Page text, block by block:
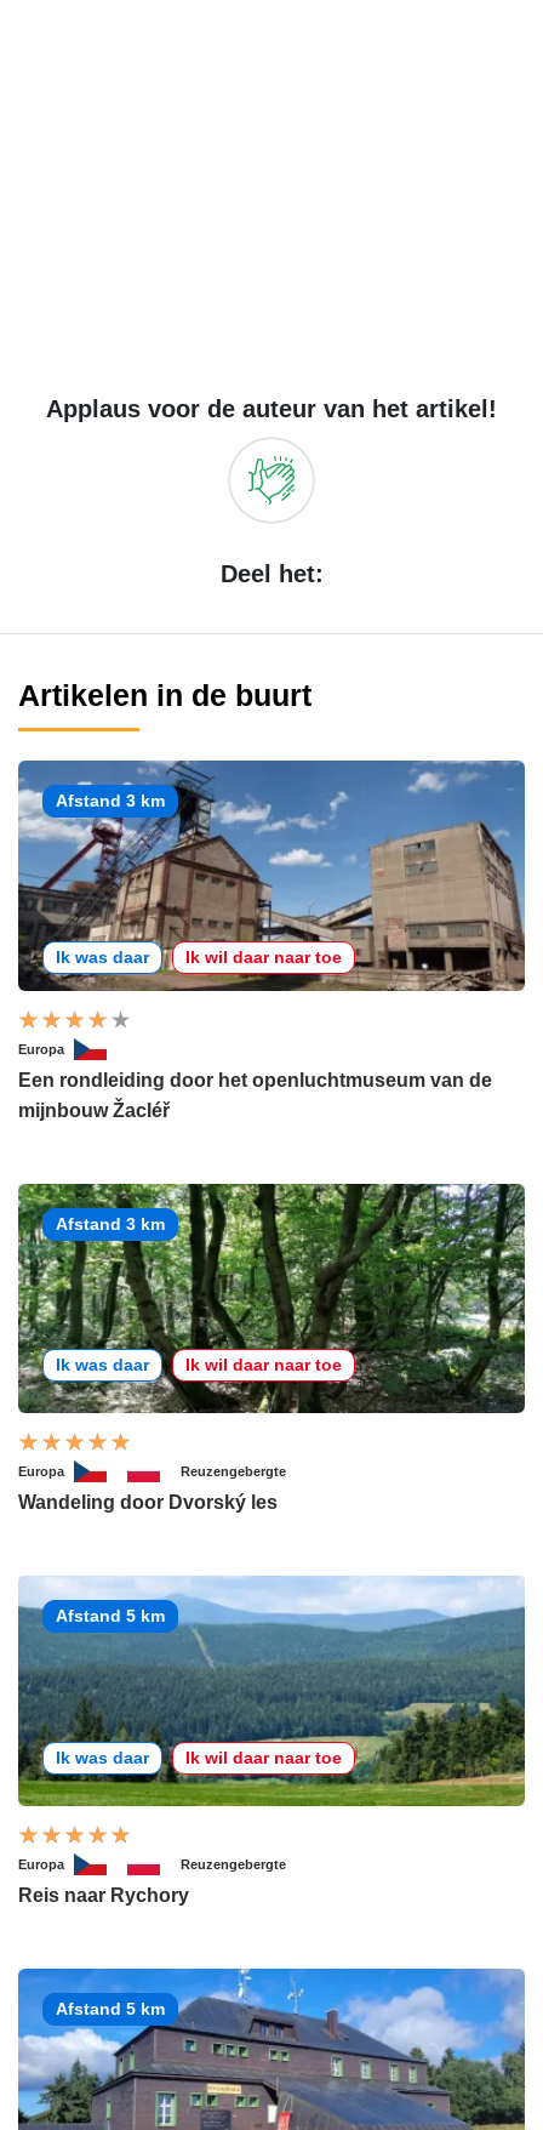
Applaus voor de auteur van het artikel!
Deel het:
Artikelen in de buurt
Afstand 3 km
Ik was daar Ik wil daar naar toe
Europa
Een rondleiding door het openluchtmuseum van de
mijnbouw Žacléř
Afstand 3 km
Ik was daar Ik wil daar naar toe
Europa Reuzengebergte
Wandeling door Dvorský les
Afstand 5 km
Ik was daar Ik wil daar naar toe
Europa Reuzengebergte
Reis naar Rychory
Afstand 5 km